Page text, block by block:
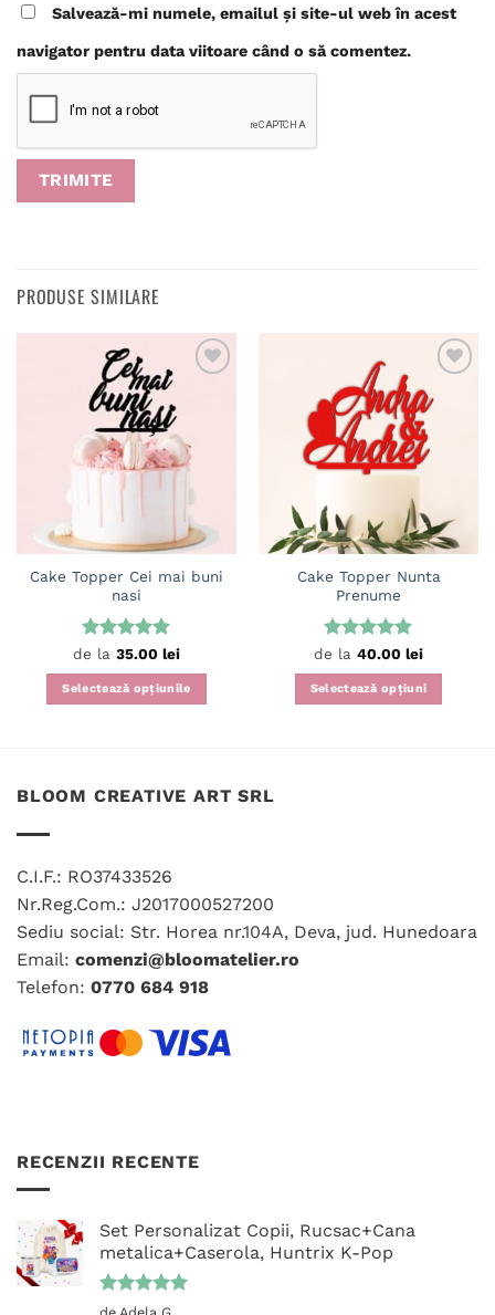
Salvează-mi numele, emailul și site-ul web în acest
navigator pentru data viitoare când o să comentez.
PRODUSE SIMILARE
wishlist
Cake Topper Cei mai buni
nasi
Evaluat la
5din 5
de la 35.00 lei
Selectează opțiunile
multe
pot
alese
pagina
produsului.
Adaugă
wishlist
Cake Topper Nunta
Prenume
Evaluat la
5din 5
de la 40.00 lei
Selectează opțiuni
alese
BLOOM CREATIVE ART SRL
C.I.F.: RO37433526
Nr.Reg.Com.: J2017000527200
Sediu social: Str. Horea nr.104A, Deva, jud. Hunedoara
Email: comenzi@bloomatelier.ro
Telefon: 0770 684 918
RECENZII RECENTE
Set Personalizat Copii, Rucsac+Cana
metalica+Caserola, Huntrix K-Pop
Evaluat la